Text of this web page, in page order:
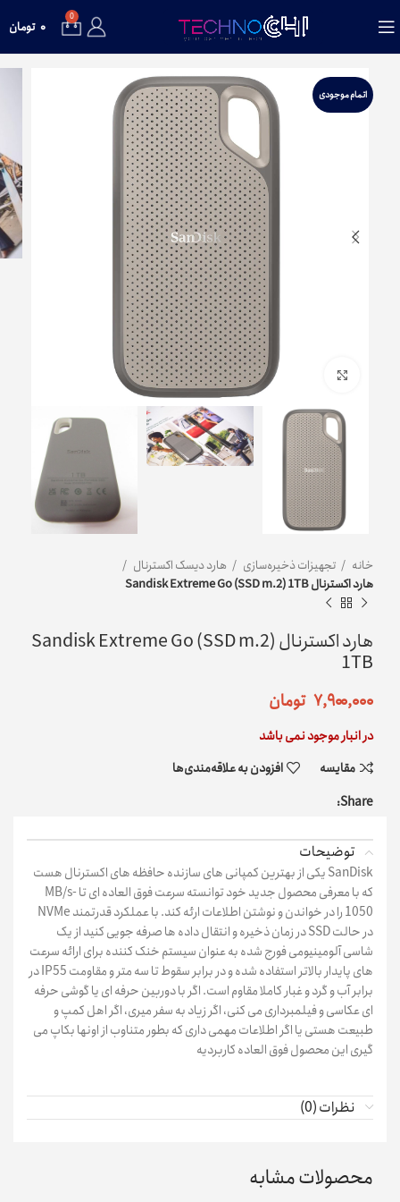
0
۰ تومان
اتمام موجودی
برای بزرگنمایی کلیک کنید
خانه تجهیزات ذخیره‌سازی
هارد دیسک اکسترنال
هارد اکسترنال Sandisk Extreme Go (SSD m.2) 1TB
هارد اکسترنال Sandisk Extreme Go (SSD m.2)
1TB
۷,۹۰۰,۰۰۰ تومان
در انبار موجود نمی باشد
مقایسه
افزودن به علاقه‌مندی‌ها
Share:
توضیحات
SanDisk یکی از بهترین کمپانی های سازنده حافظه های اکسترنال هست
که با معرفی محصول جدید خود توانسته سرعت فوق العاده ای تا MB/s-
1050 را در خواندن و نوشتن اطلاعات ارئه کند. با عملکرد قدرتمند NVMe
در حالت SSD در زمان ذخیره و انتقال داده ها صرفه جویی کنید از یک
شاسی آلومینیومی فورج شده به عنوان سیستم خنک کننده برای ارائه سرعت
های پایدار بالاتر استفاده شده و در برابر سقوط تا سه متر و مقاومت IP55 در
برابر آب و گرد و غبار کاملا مقاوم است. اگر با دوربین حرفه ای یا گوشی حرفه
ای عکاسی و فیلمبرداری می کنی، اگر زیاد به سفر میری، اگر اهل کمپ و
طبیعت هستی یا اگر اطلاعات مهمی داری که بطور متناوب از اونها بکاپ می
گیری این محصول فوق العاده کاربردیه
نظرات (0)
محصولات مشابه